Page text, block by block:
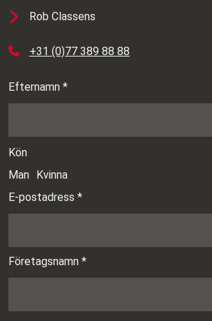
Rob Classens
+31 (0)77 389 88 88